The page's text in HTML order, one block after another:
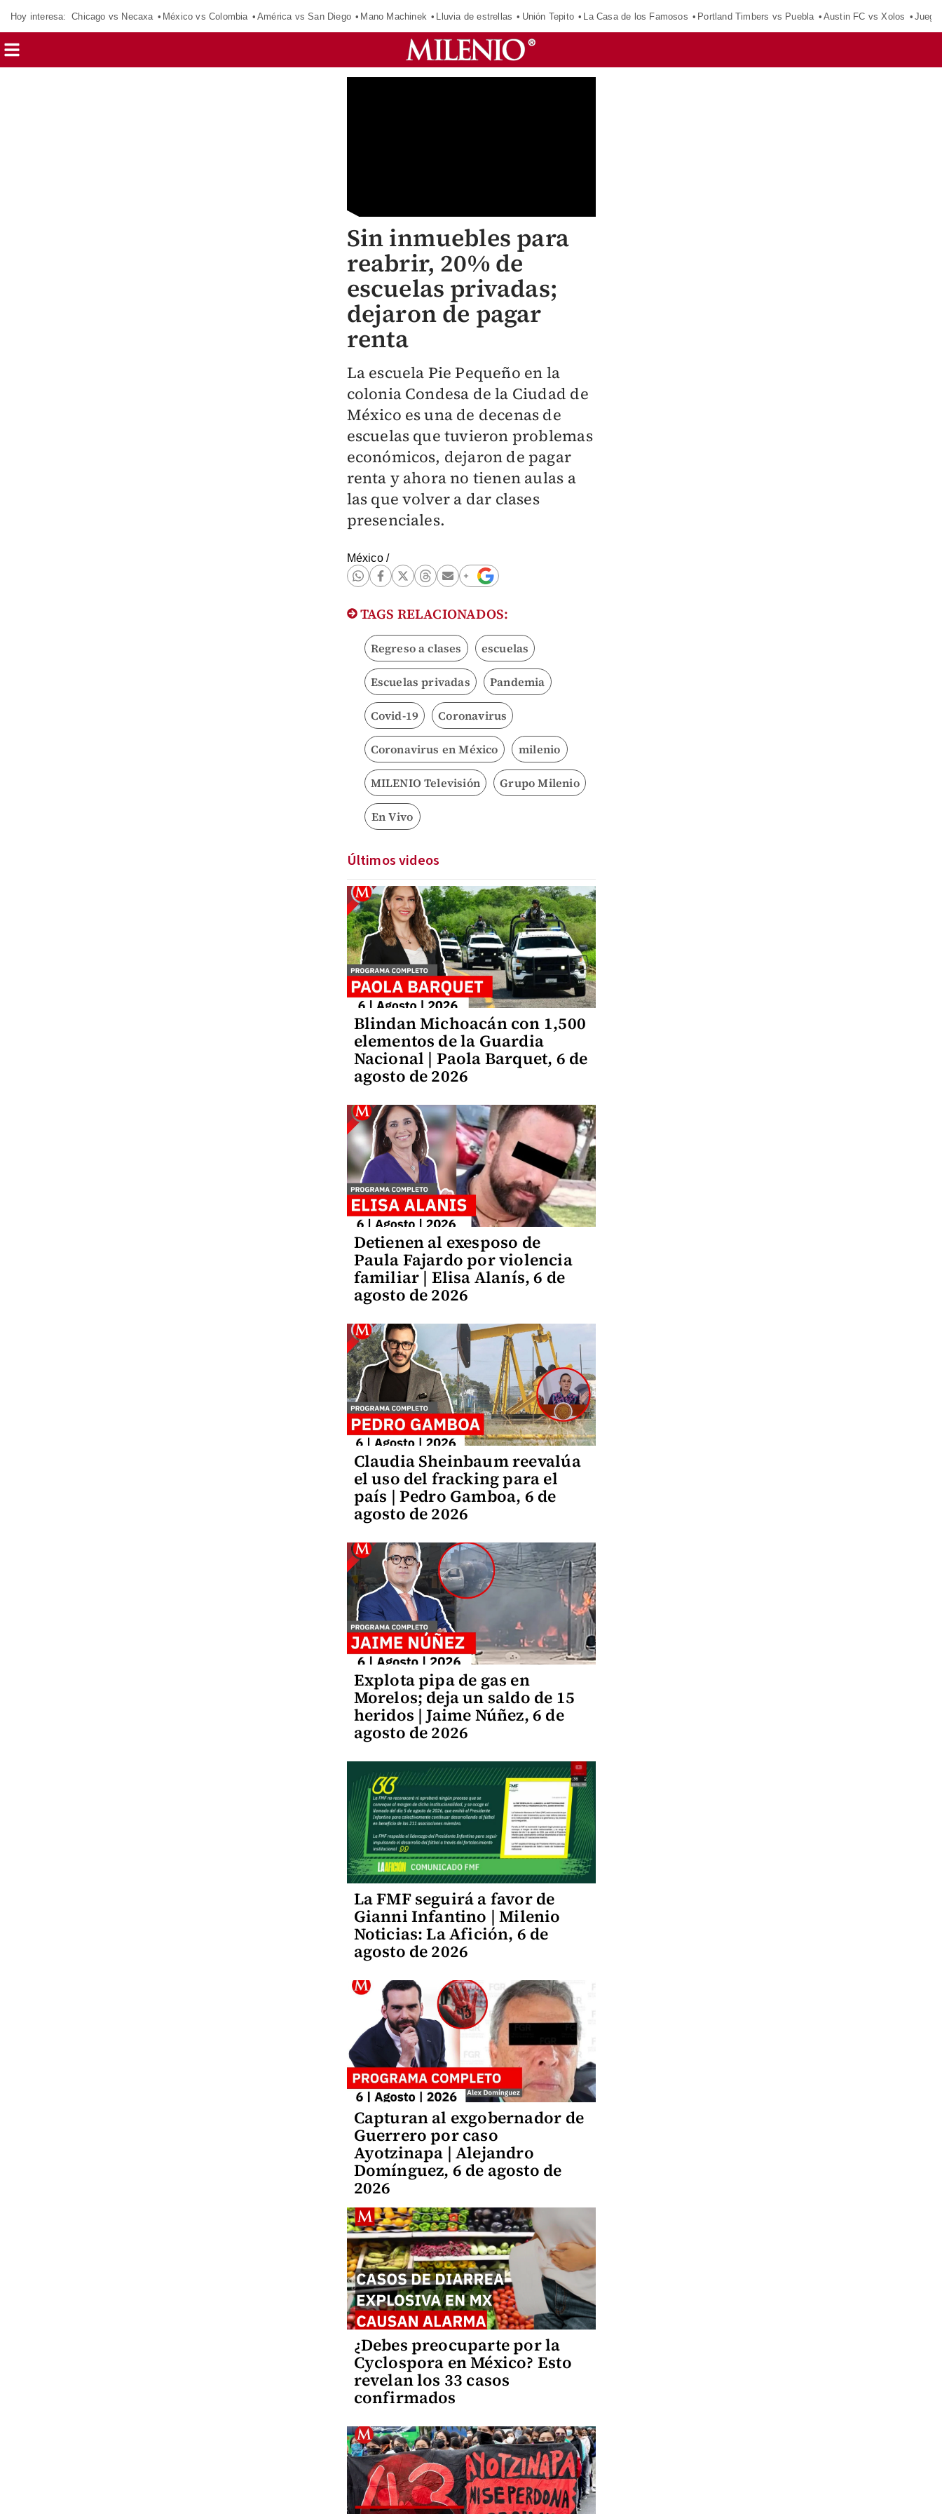
Hoy interesa: Chicago vs Necaxa México vs Colombia América vs San Diego Mano Machinek Lluvia de estrellas Unión Tepito La Casa de los Famosos Portland Timbers vs Puebla Austin FC vs Xolos
Sin inmuebles para
reabrir, 20% de
escuelas privadas;
dejaron de pagar
renta
La escuela Pie Pequeño en la
colonia Condesa de la Ciudad de
México es una de decenas de
escuelas que tuvieron problemas
económicos, dejaron de pagar
renta y ahora no tienen aulas a
las que volver a dar clases
presenciales.
México/
TAGS RELACIONADOS:
Regreso a clases escuelas
Escuelas privadas Pandemia
Covid-19 Coronavirus
Coronavirus en México milenio
MILENIO Televisión Grupo Milenio
En Vivo
Últimos videos
Blindan Michoacán con 1,500
elementos de la Guardia
Nacional | Paola Barquet, 6 de
agosto de 2026
Detienen al exesposo de
Paula Fajardo por violencia
familiar | Elisa Alanís, 6 de
agosto de 2026
Claudia Sheinbaum reevalúa
el uso del fracking para el
país | Pedro Gamboa, 6 de
agosto de 2026
Explota pipa de gas en
Morelos; deja un saldo de 15
heridos | Jaime Núñez, 6 de
agosto de 2026
La FMF seguirá a favor de
Gianni Infantino | Milenio
Noticias: La Afición, 6 de
agosto de 2026
Capturan al exgobernador de
Guerrero por caso
Ayotzinapa | Alejandro
Domínguez, 6 de agosto de
2026
¿Debes preocuparte por la
Cyclospora en México? Esto
revelan los 33 casos
confirmados